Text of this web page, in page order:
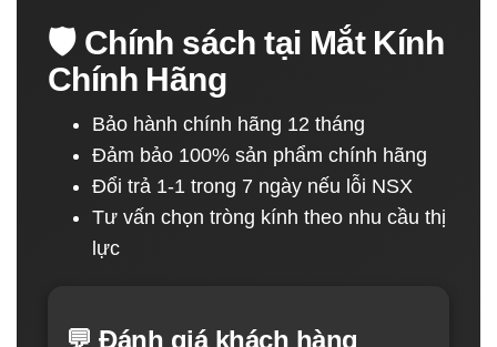
🛡️ Chính sách tại Mắt Kính
Chính Hãng
Bảo hành chính hãng 12 tháng
Đảm bảo 100% sản phẩm chính hãng
Đổi trả 1-1 trong 7 ngày nếu lỗi NSX
Tư vấn chọn tròng kính theo nhu cầu thị
lực
💬 Đánh giá khách hàng